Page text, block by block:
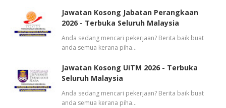
Jawatan Kosong Jabatan Perangkaan
2026 - Terbuka Seluruh Malaysia
Anda sedang mencari pekerjaan? Berita baik buat
anda semua kerana piha…
Jawatan Kosong UiTM 2026 - Terbuka
Seluruh Malaysia
Anda sedang mencari pekerjaan? Berita baik buat
anda semua kerana piha…